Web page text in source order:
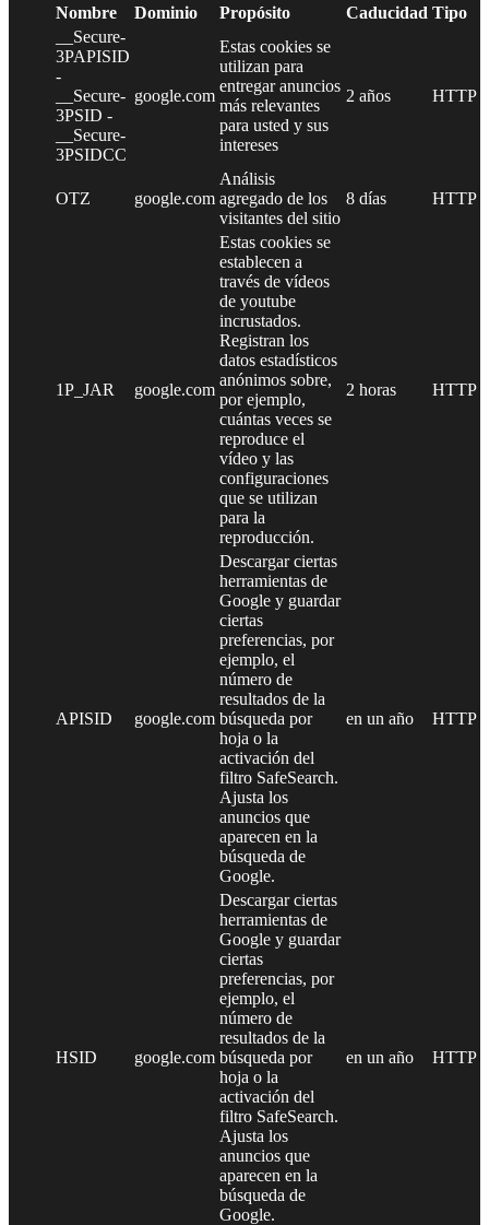
Nombre
Dominio Propósito Caducidad Tipo
__Secure-
3PAPISID
-
__Secure-
3PSID -
__Secure-
3PSIDCC
google.com
Estas cookies se
utilizan para
entregar anuncios
más relevantes
para usted y sus
intereses
2 años HTTP
OTZ google.com
Análisis
agregado de los
visitantes del sitio
8 días HTTP
1P_JAR google.com
Estas cookies se
establecen a
través de vídeos
de youtube
incrustados.
Registran los
datos estadísticos
anónimos sobre,
por ejemplo,
cuántas veces se
reproduce el
vídeo y las
configuraciones
que se utilizan
para la
reproducción.
2 horas HTTP
APISID google.com
Descargar ciertas
herramientas de
Google y guardar
ciertas
preferencias, por
ejemplo, el
número de
resultados de la
búsqueda por
hoja o la
activación del
filtro SafeSearch.
Ajusta los
anuncios que
aparecen en la
búsqueda de
Google.
en un año HTTP
HSID google.com
Descargar ciertas
herramientas de
Google y guardar
ciertas
preferencias, por
ejemplo, el
número de
resultados de la
búsqueda por
hoja o la
activación del
filtro SafeSearch.
Ajusta los
anuncios que
aparecen en la
búsqueda de
Google.
en un año HTTP